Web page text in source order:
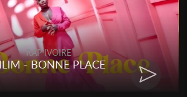
RAP IVOIRE
- BONNE PLACE